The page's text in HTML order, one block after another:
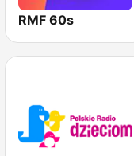
RMF 60s